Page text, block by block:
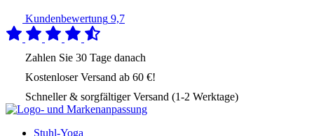
Kundenbewertung 9,7
Zahlen Sie 30 Tage danach
Kostenloser Versand ab 60 €!
Schneller & sorgfältiger Versand (1-2 Werktage)
Stuhl-Yoga